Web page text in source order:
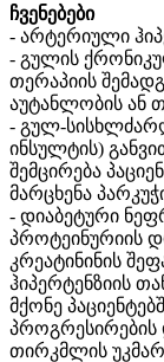
ჩვენებები
- არტერიული
- გულის
თერაპიის
აუტანლობის ან
- გულ-
ინსულტის)
შემცირება
მარცხენა
- დიაბეტური
პროტეინურიის
კრეატინინის
ჰიპერტენზიის
მქონე
თირკმლის